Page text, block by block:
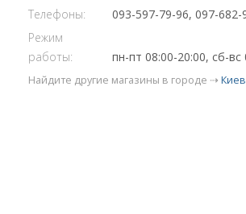
Телефоны:
093-597-79-96, 097-682-
Режим
работы:
пн-пт 08:00-20:00, сб-вс
Найдите другие магазины в городе ⇢ Киев